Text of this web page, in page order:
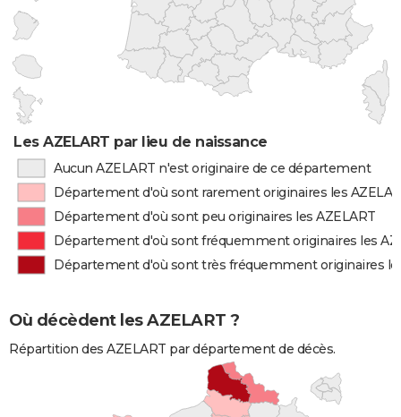
Les AZELART par lieu de naissance
Aucun AZELART n'est originaire de ce département
Département d'où sont rarement originaires les
Département d'où sont peu originaires les AZELART
Département d'où sont fréquemment originaires les
Département d'où sont très fréquemment originaires
Où décèdent les AZELART ?
Répartition des AZELART par département de décès.